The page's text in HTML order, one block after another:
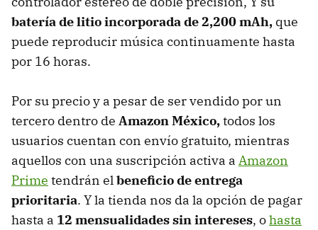
batería de litio incorporada de 2,200 mAh, que
puede reproducir música continuamente hasta
por 16 horas.
Por su precio y a pesar de ser vendido por un
tercero dentro de Amazon México,todos los
usuarios cuentan con envío gratuito, mientras
aquellos con una suscripción activa a Amazon
Prime tendrán elbeneficio de entrega
prioritaria. Y la tienda nos da la opción de pagar
hasta a 12 mensualidades sin intereses, ohasta